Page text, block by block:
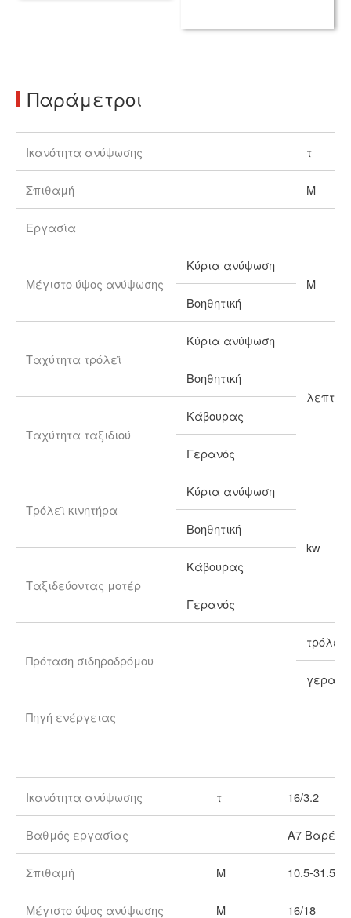
Παράμετροι
Ικανότητα ανύψωσης τ
Σπιθαμή Μ
Εργασία
Μέγιστο ύψος ανύψωσης
Κύρια ανύψωση
Μ
Βοηθητική
Ταχύτητα τρόλεϊ
Κύρια ανύψωση
λεπτό
Βοηθητική
Ταχύτητα ταξιδιού
Κάβουρας
Γερανός
Τρόλεϊ κινητήρα
Κύρια ανύψωση
kw
Βοηθητική
Ταξιδεύοντας μοτέρ
Κάβουρας
Γερανός
Πρόταση σιδηροδρόμου
τρόλεϋ
Πηγή ενέργειας
Ικανότητα ανύψωσης τ 16/3.2
Βαθμός εργασίας A7
Σπιθαμή Μ 10.5-31.5
Μέγιστο ύψος ανύψωσης Μ 16/18